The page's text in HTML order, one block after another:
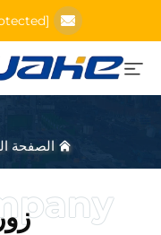
[email protected]
الصفحة